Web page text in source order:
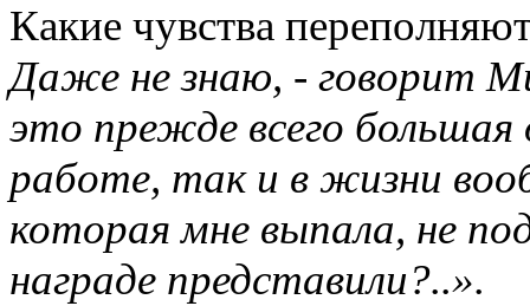
Какие чувства
Даже не знаю, - говорит
это прежде всего
работе, так и в жизни
которая мне выпала, не
награде представили?..».